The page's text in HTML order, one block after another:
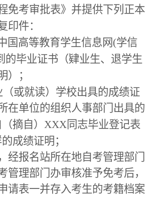
免考审批表》并提供下列正本
印件：
国高等教育学生信息网(学信
的毕业证书（肄业生、退学生
）；
（或就读）学校出具的成绩证
在单位的组织人事部门出具的
摘自） XXX 同志毕业登记表
成绩证明；
经报名站所在地自考管理部门
管理部门办审核准予免考后，
请表一并存入考生的考籍档案